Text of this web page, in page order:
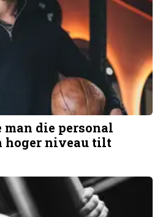
die personal
hoger niveau tilt